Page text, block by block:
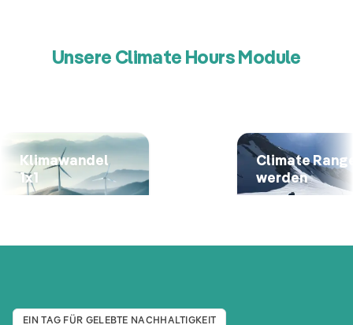
Unsere Climate Hours Module
Klimawandel
1x1
Climate
werden
EIN TAG FÜR GELEBTE NACHHALTIGKEIT